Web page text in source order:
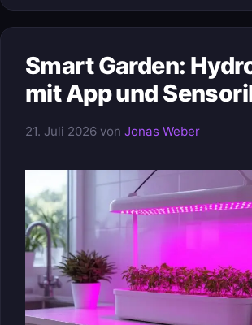
Smart Garden:
mit App und
21. Juli 2026 von Jonas Weber